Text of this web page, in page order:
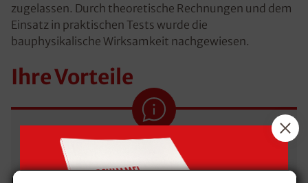
zugelassen. Durch theoretische Rechnungen und dem
Einsatz in praktischen Tests wurde die
bauphysikalische Wirksamkeit nachgewiesen.
Ihre Vorteile
Vorbeugung von Kondensation und